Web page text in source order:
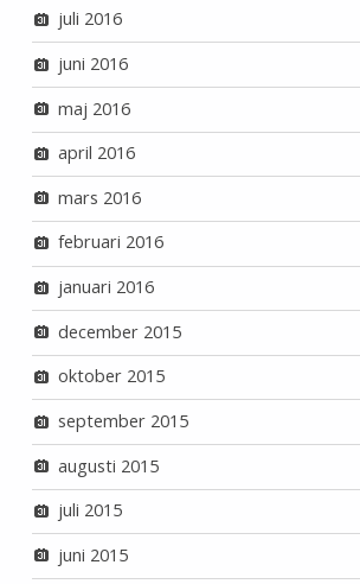
juli 2016
juni 2016
maj 2016
april 2016
mars 2016
februari 2016
januari 2016
december 2015
oktober 2015
september 2015
augusti 2015
juli 2015
juni 2015